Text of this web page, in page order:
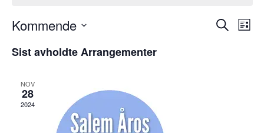
Søk Liste
Kommende
dato.
Sist avholdte Arrangementer
NOV
28
2024